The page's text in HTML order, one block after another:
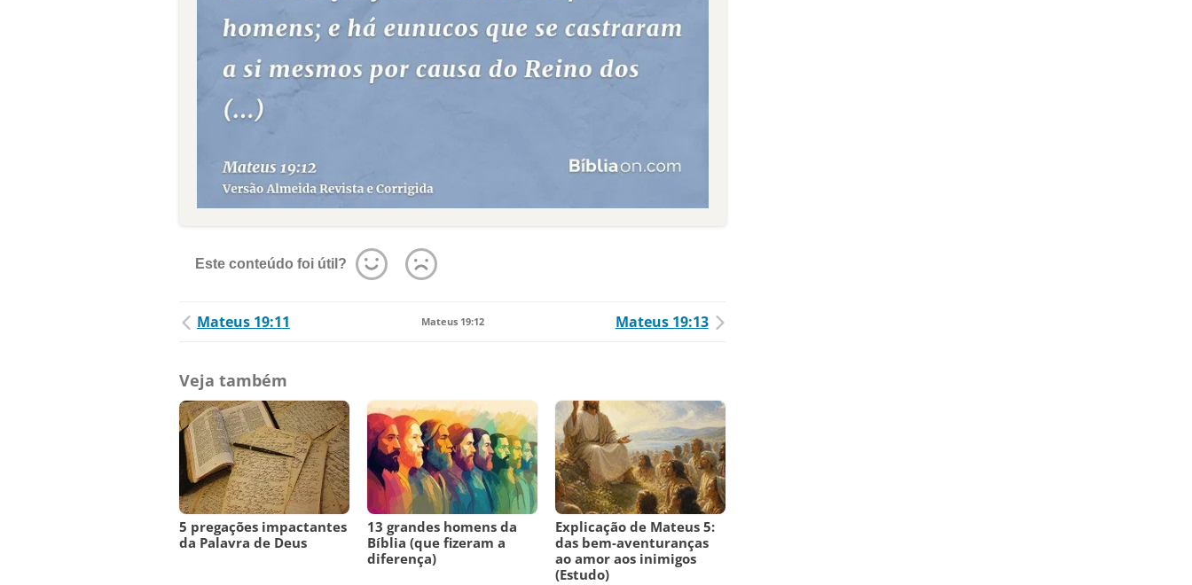
Este conteúdo foi útil?
Mateus 19:11 Mateus 19:12 Mateus 19:13
Veja também
5 pregações impactantes
da Palavra de Deus
13 grandes homens da
Bíblia (que fizeram a
diferença)
Explicação de Mateus 5:
das bem-aventuranças
ao amor aos inimigos
(Estudo)